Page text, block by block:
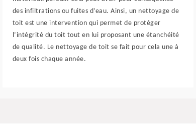
des infiltrations ou fuites d’eau. Ainsi, un nettoyage de
toit est une intervention qui permet de protéger
l’intégrité du toit tout en lui proposant une étanchéité
de qualité. Le nettoyage de toit se fait pour cela une à
deux fois chaque année.